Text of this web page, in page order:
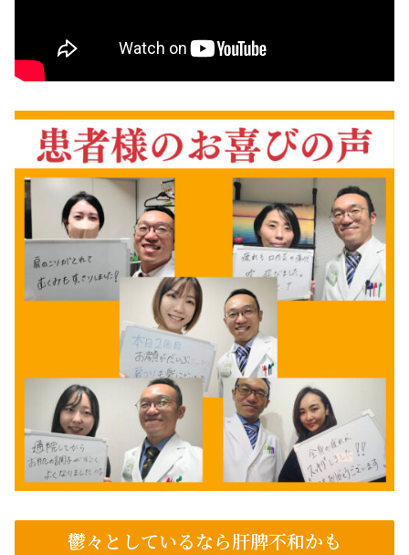
鬱々としているなら肝脾不和かも